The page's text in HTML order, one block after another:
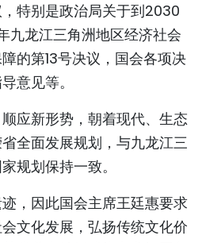
社简介
特别是政治局关于到2030
九龙江三角洲地区经济社会
的第13号决议，国会各项决
意见等。
应新形势，朝着现代、生态
全面发展规划，与九龙江三
规划保持一致。
，因此国会主席王廷惠要求
文化发展，弘扬传统文化价